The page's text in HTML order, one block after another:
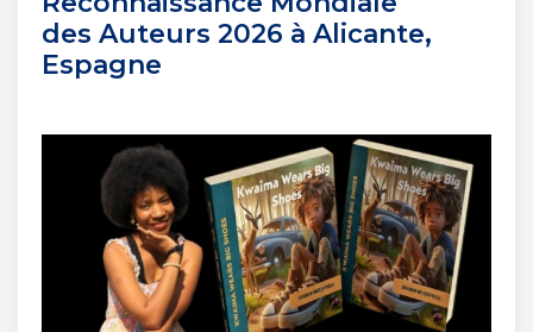
des Auteurs 2026 à Alicante,
Espagne